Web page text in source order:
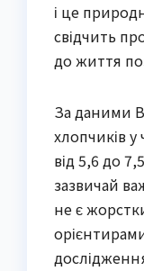
і це
свідчить
до життя
За даними
хлопчиків
від 5,6 до
зазвичай
не є